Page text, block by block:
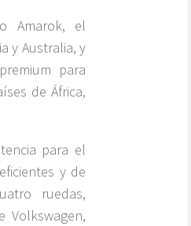
Amarok, el
y Australia, y
para
de África,
para el
y de
ruedas,